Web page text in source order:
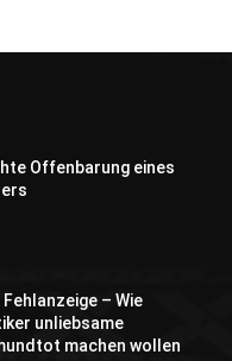
Offenbarung eines
– Wie
unliebsame
machen wollen